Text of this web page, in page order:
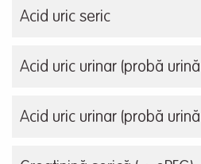
Acid uric seric
Acid uric urinar (probă
Acid uric urinar (probă